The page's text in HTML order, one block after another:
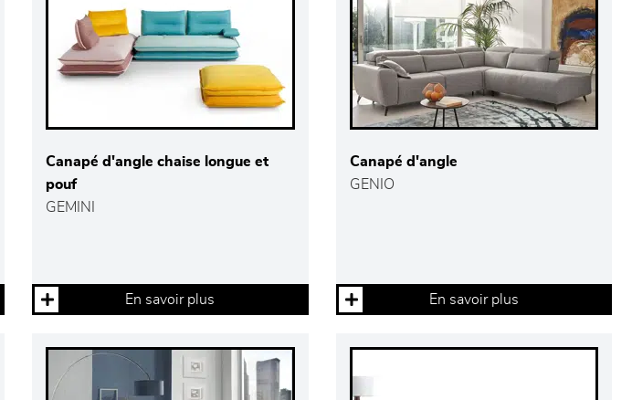
Canapé d'angle chaise longue et
pouf
GEMINI
En savoir plus
Canapé d'angle
GENIO
En savoir plus